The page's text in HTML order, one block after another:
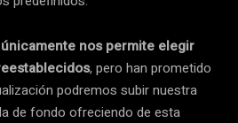
únicamente nos permite elegir
, pero han prometido
podremos subir nuestra
de fondo ofreciendo de esta